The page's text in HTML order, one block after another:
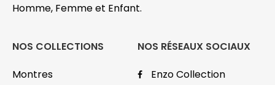
Homme, Femme et Enfant.
NOS COLLECTIONS
Montres
NOS RÉSEAUX SOCIAUX
Enzo Collection